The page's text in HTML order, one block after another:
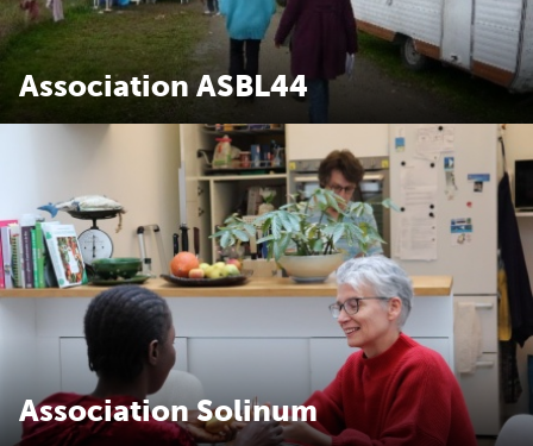
Association ASBL44
Association Solinum
Merci pour l’invit permet à des particuliers de mettre à